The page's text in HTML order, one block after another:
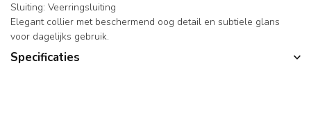
Sluiting: Veerringsluiting
Elegant collier met beschermend oog detail en subtiele glans
voor dagelijks gebruik.
Specificaties